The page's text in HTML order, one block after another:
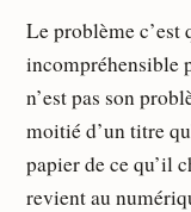
Le problème c’est
incompréhensible
n’est pas son
moitié d’un titre
papier de ce qu’il
revient au